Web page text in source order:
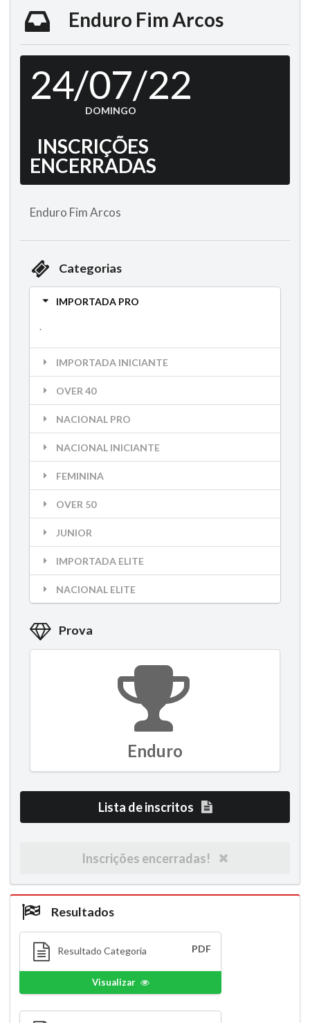
Enduro Fim Arcos
24/07/22
DOMINGO
INSCRIÇÕES
ENCERRADAS
Enduro Fim Arcos
Categorias
IMPORTADA PRO
.
IMPORTADA INICIANTE
OVER 40
NACIONAL PRO
NACIONAL INICIANTE
FEMININA
OVER 50
JUNIOR
IMPORTADA ELITE
NACIONAL ELITE
Prova
Enduro
Lista de inscritos
Inscrições encerradas!
Resultados
Resultado Categoria PDF
Visualizar